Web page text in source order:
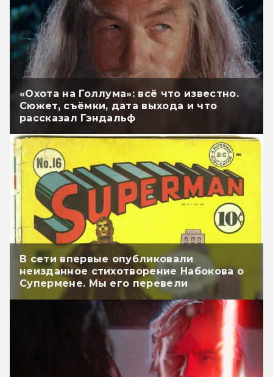
«Охота на Голлума»: всё что известно.
Сюжет, съёмки, дата выхода и что
рассказал Гэндальф
В сети впервые опубликовали
неизданное стихотворение Набокова о
Супермене. Мы его перевели